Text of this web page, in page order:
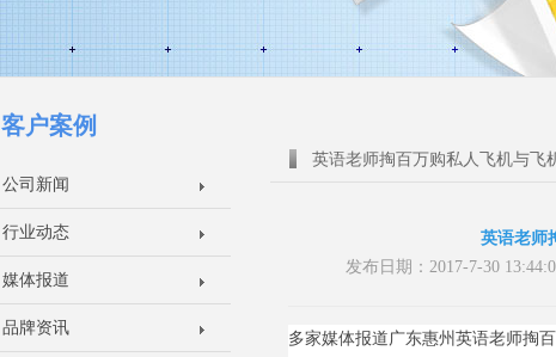
客户案例
公司新闻
行业动态
媒体报道
品牌资讯
英语老师掏百万购私人飞机与飞
英语老师
发布日期：2017-7-30
多家媒体报道广东惠州英语老师掏